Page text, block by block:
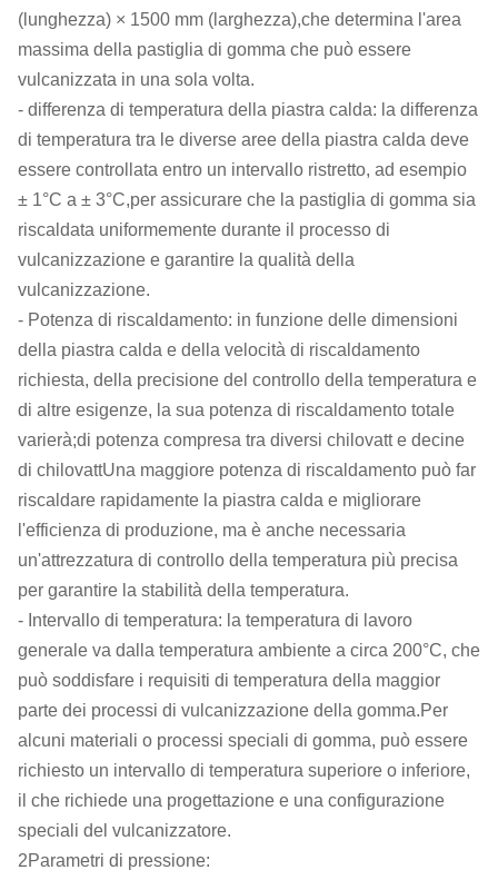
(lunghezza) × 1500 mm (larghezza),che determina l'area
massima della pastiglia di gomma che può essere
vulcanizzata in una sola volta.
- differenza di temperatura della piastra calda: la differenza
di temperatura tra le diverse aree della piastra calda deve
essere controllata entro un intervallo ristretto, ad esempio
± 1°C a ± 3°C,per assicurare che la pastiglia di gomma sia
riscaldata uniformemente durante il processo di
vulcanizzazione e garantire la qualità della
vulcanizzazione.
- Potenza di riscaldamento: in funzione delle dimensioni
della piastra calda e della velocità di riscaldamento
richiesta, della precisione del controllo della temperatura e
di altre esigenze, la sua potenza di riscaldamento totale
varierà;di potenza compresa tra diversi chilovatt e decine
di chilovattUna maggiore potenza di riscaldamento può far
riscaldare rapidamente la piastra calda e migliorare
l'efficienza di produzione, ma è anche necessaria
un'attrezzatura di controllo della temperatura più precisa
per garantire la stabilità della temperatura.
- Intervallo di temperatura: la temperatura di lavoro
generale va dalla temperatura ambiente a circa 200°C, che
può soddisfare i requisiti di temperatura della maggior
parte dei processi di vulcanizzazione della gomma.Per
alcuni materiali o processi speciali di gomma, può essere
richiesto un intervallo di temperatura superiore o inferiore,
il che richiede una progettazione e una configurazione
speciali del vulcanizzatore.
2Parametri di pressione: